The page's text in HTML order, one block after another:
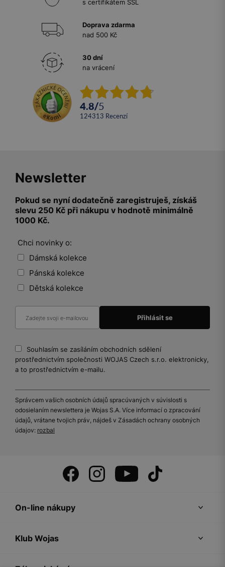
s certifikátem SSL
Doprava zdarma
nad 500 Kč
30 dní
na vrácení
4.8/5
124313 recenzí
Newsletter
Pokud se nyní dodatečně zaregistruješ, získáš
slevu 250 Kč při nákupu v hodnotě minimálně
1000 Kč.
Chci novinky o:
Dámská kolekce
Pánská kolekce
Dětská kolekce
Souhlasím se zasíláním obchodních sdělení
prostřednictvím společnosti WOJAS Czech s.r.o. elektronicky,
a to prostřednictvím e-mailu.
Správcem vašich osobních údajů spracúvaných v súvislosti s
odosielaním newslettera je Wojas S.A. Více informací o zpracování
údajů, vrátane tvojich práv, nájdeš v Zásadách ochrany osobných
údajov: rozbal
On-line nákupy
Klub Wojas